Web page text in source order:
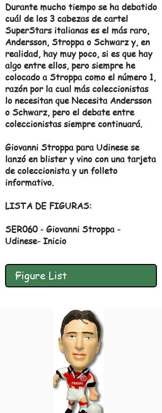
Durante mucho tiempo se ha debatido
cuál de los 3 cabezas de cartel
SuperStars italianas es el más raro,
Andersson, Stroppa o Schwarz y, en
realidad, hay muy poco, si es que hay
algo entre ellos, pero siempre he
colocado a Stroppa como el número 1,
razón por la cual más coleccionistas
lo necesitan que Necesita Andersson
o Schwarz, pero el debate entre
coleccionistas siempre continuará.
Giovanni Stroppa para Udinese se
lanzó en blister y vino con una tarjeta
de coleccionista y un folleto
informativo.
LISTA DE FIGURAS:
SER060 - Giovanni Stroppa -
Udinese- Inicio